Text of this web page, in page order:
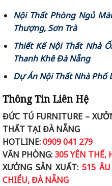
Nội Thất Phòng Ngủ
Thượng, Sơn Trà
Thiết Kế Nội Thất Nhà
Thanh Khê Đà Nẵng
Dự Án Nội Thất Nhà Phố
Thông Tin Liên Hệ
ĐỨC TÚ FURNITURE –
THẤT TẠI ĐÀ NẴNG
HOTLINE:0909 041 279
VĂN PHÒNG: 305 YÊN THẾ,
XƯỞNG SẢN XUẤT:515
CHIỂU, ĐÀ NẴNG